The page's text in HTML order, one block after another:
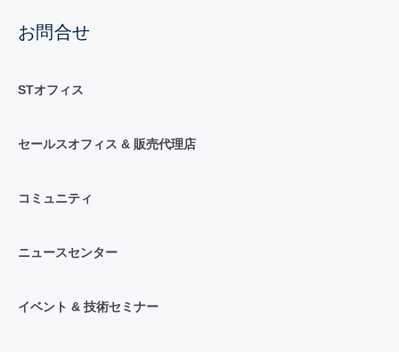
お問合せ
STオフィス
セールスオフィス & 販売代理店
コミュニティ
ニュースセンター
イベント & 技術セミナー